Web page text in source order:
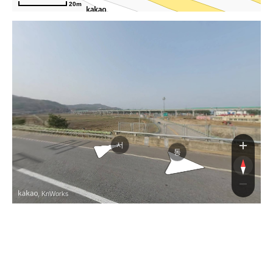
20m
동
동
서
동
, KnWorks